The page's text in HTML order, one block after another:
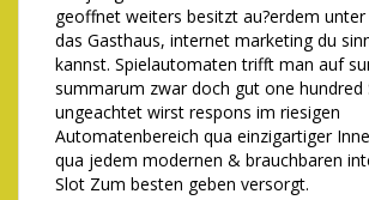
geoffnet weiters besitzt au?erdem
das Gasthaus, internet marketing du
kannst. Spielautomaten trifft man auf
summarum zwar doch gut one hundred
ungeachtet wirst respons im riesigen
Automatenbereich qua einzigartiger
qua jedem modernen & brauchbaren
Slot Zum besten geben versorgt.